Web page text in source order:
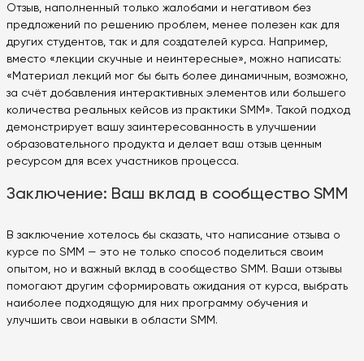
Отзыв, наполненный только жалобами и негативом без
предложений по решению проблем, менее полезен как для
других студентов, так и для создателей курса. Например,
вместо «лекции скучные и неинтересные», можно написать:
«Материал лекций мог бы быть более динамичным, возможно,
за счёт добавления интерактивных элементов или большего
количества реальных кейсов из практики SMM». Такой подход
демонстрирует вашу заинтересованность в улучшении
образовательного продукта и делает ваш отзыв ценным
ресурсом для всех участников процесса.
Заключение: Ваш вклад в сообщество SMM
В заключение хотелось бы сказать, что написание отзыва о
курсе по SMM — это не только способ поделиться своим
опытом, но и важный вклад в сообщество SMM. Ваши отзывы
помогают другим сформировать ожидания от курса, выбрать
наиболее подходящую для них программу обучения и
улучшить свои навыки в области SMM.